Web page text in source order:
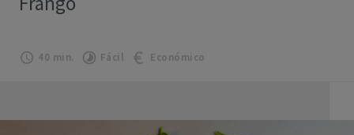
40 min. Fácil Económico